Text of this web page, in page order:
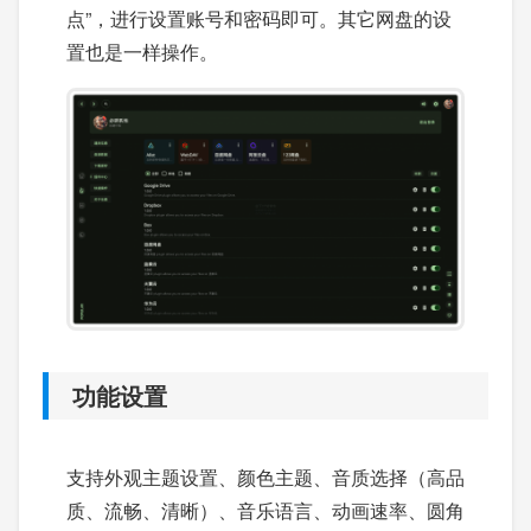
点”，进行设置账号和密码即可。其它网盘的设
置也是一样操作。
功能设置
支持外观主题设置、颜色主题、音质选择（高品
质、流畅、清晰）、音乐语言、动画速率、圆角